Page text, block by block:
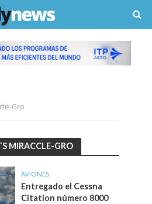
Gro
MIRACCLE-GRO
AVIONES
Entregado el Cessna
Citation número 8000